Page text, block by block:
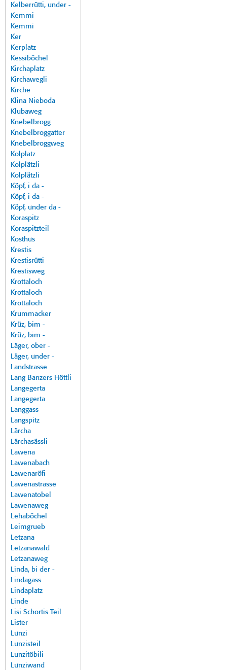
Kelberrütti, under -
Kemmi
Kemmi
Ker
Kerplatz
Kessiböchel
Kirchaplatz
Kirchawegli
Kirche
Klina Nieboda
Klubaweg
Knebelbrogg
Knebelbroggatter
Knebelbroggweg
Kolplatz
Kolplätzli
Kolplätzli
Köpf, i da -
Köpf, i da -
Köpf, under da -
Koraspitz
Koraspitzteil
Kosthus
Krestis
Krestisrütti
Krestisweg
Krottaloch
Krottaloch
Krottaloch
Krummacker
Krüz, bim -
Krüz, bim -
Läger, ober -
Läger, under -
Landstrasse
Lang Banzers Höttli
Langegerta
Langegerta
Langgass
Langspitz
Lärcha
Lärchasässli
Lawena
Lawenabach
Lawenaröfi
Lawenastrasse
Lawenatobel
Lawenaweg
Lehaböchel
Leimgrueb
Letzana
Letzanawald
Letzanaweg
Linda, bi der -
Lindagass
Lindaplatz
Linde
Lisi Schortis Teil
Lister
Lunzi
Lunzisteil
Lunzitöbili
Lunziwand